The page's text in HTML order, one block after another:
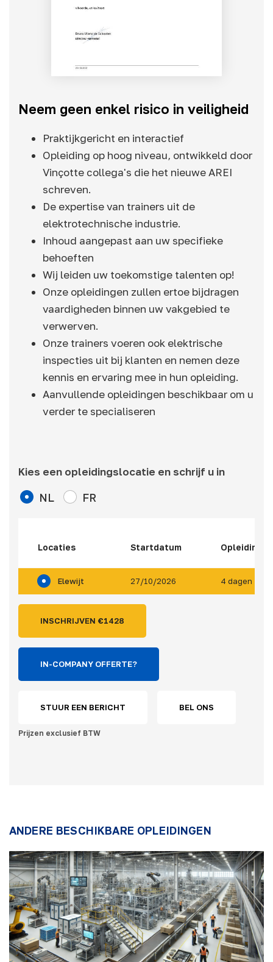
Neem geen enkel risico in veiligheid
Praktijkgericht en interactief
Opleiding op hoog niveau, ontwikkeld door
Vinçotte collega's die het nieuwe AREI
schreven.
De expertise van trainers uit de
elektrotechnische industrie.
Inhoud aangepast aan uw specifieke
behoeften
Wij leiden uw toekomstige talenten op!
Onze opleidingen zullen ertoe bijdragen
vaardigheden binnen uw vakgebied te
verwerven.
Onze trainers voeren ook elektrische
inspecties uit bij klanten en nemen deze
kennis en ervaring mee in hun opleiding.
Aanvullende opleidingen beschikbaar om u
verder te specialiseren
Kies een opleidingslocatie en schrijf u in
NL FR
Locaties Startdatum
Elewijt 27/10/2026 4 dagen
INSCHRIJVEN €1428
IN-COMPANY OFFERTE?
STUUR EEN BERICHT BEL ONS
Prijzen exclusief BTW
ANDERE BESCHIKBARE OPLEIDINGEN